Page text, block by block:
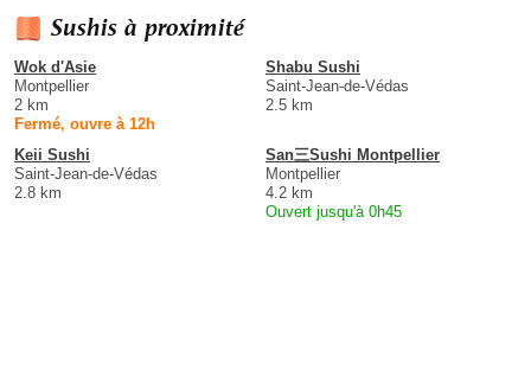
Sushis à proximité
Wok d'Asie
Montpellier
2 km
Fermé, ouvre à 12h
Shabu Sushi
Saint-Jean-de-Védas
2.5 km
Keii Sushi
Saint-Jean-de-Védas
2.8 km
San三Sushi Montpellier
Montpellier
4.2 km
Ouvert jusqu'à 0h45